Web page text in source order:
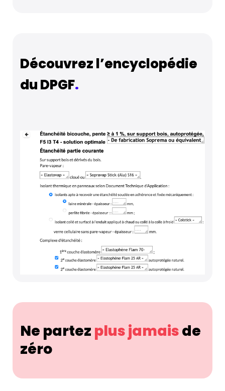
Découvrez l’encyclopédie
du DPGF.
Ne partez plus jamaisde
zéro